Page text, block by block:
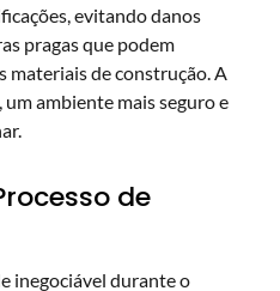
evitando danos
pragas que podem
materiais de construção. A
ambiente mais seguro e
de
inegociável durante o